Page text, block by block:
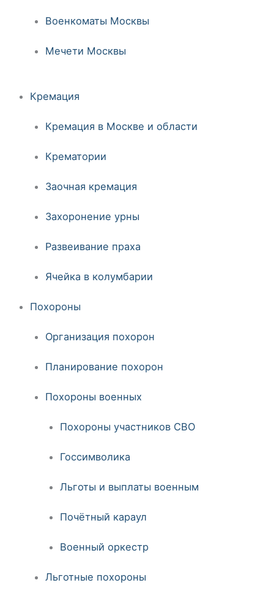
Военкоматы Москвы
Мечети Москвы
Кремация
Кремация в Москве и области
Крематории
Заочная кремация
Захоронение урны
Развеивание праха
Ячейка в колумбарии
Похороны
Организация похорон
Планирование похорон
Похороны военных
Похороны участников СВО
Госсимволика
Льготы и выплаты военным
Почётный караул
Военный оркестр
Льготные похороны